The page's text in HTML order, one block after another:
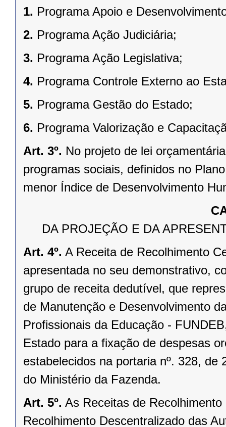
1. Programa Apoio e
2. Programa Ação Judiciária;
3. Programa Ação Legislativa;
4. Programa Controle Externo ao
5. Programa Gestão do Estado;
6. Programa Valorização e
Art. 3º. No projeto de lei
programas sociais, definidos no
menor Índice de Desenvolvimento
DA PROJEÇÃO E DA
Art. 4º. A Receita de Recolhimento
apresentada no seu demonstrativo,
grupo de receita dedutível, que
de Manutenção e Desenvolvimento
Profissionais da Educação -
Estado para a fixação de despesas
estabelecidos na portaria nº. 328, de
do Ministério da Fazenda.
Art. 5º. As Receitas de
Recolhimento Descentralizado das